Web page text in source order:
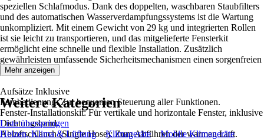
speziellen Schlafmodus. Dank des doppelten, waschbaren Staubfilters
und des automatischen Wasserverdampfungssystems ist die Wartung
unkompliziert. Mit einem Gewicht von 29 kg und integrierten Rollen
ist sie leicht zu transportieren, und das mitgelieferte Fensterkit
ermöglicht eine schnelle und flexible Installation. Zusätzlich
gewährleisten umfassende Sicherheitsmechanismen einen sorgenfreien
Betrieb.
Aufsätze Inklusive
Fernbedienung: Zur bequemen Steuerung aller Funktionen.
Fenster-Installationskit: Für vertikale und horizontale Fenster, inklusive
Dichtungsband.
Abluftschlauch (Single Hose): Zum Abführen der warmen Luft.
Mehr anzeigen
Weitere Kategorien
Liste überspringen
Heizen, Klima & Lüftung
Klimageräte
Mobile Klimageräte